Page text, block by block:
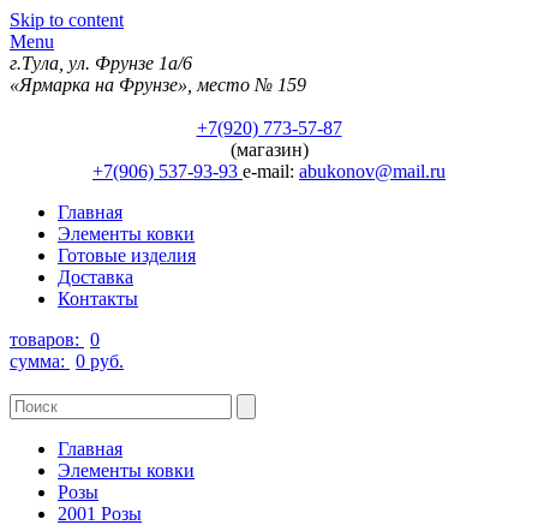
Skip to content
Menu
г.Тула, ул. Фрунзе 1а/6
«Ярмарка на Фрунзе», место № 159
+7(920) 773-57-87
(магазин)
+7(906) 537-93-93 e-mail: abukonov@mail.ru
Главная
Элементы ковки
Готовые изделия
Доставка
Контакты
товаров: 0
сумма: 0 руб.
Главная
Элементы ковки
Розы
2001 Розы